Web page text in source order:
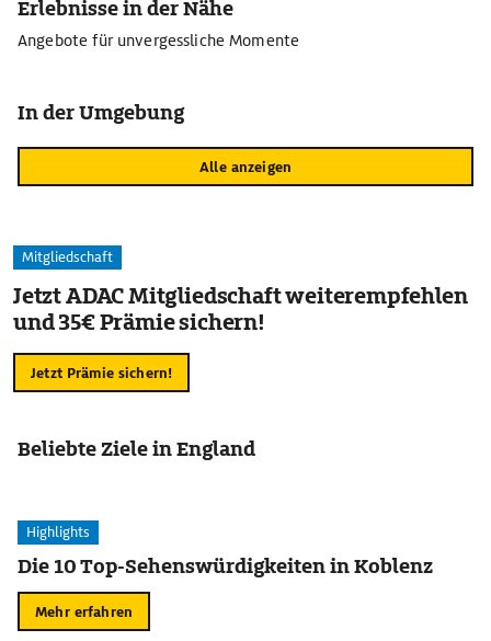
Erlebnisse in der Nähe
Angebote für unvergessliche Momente
In der Umgebung
Alle anzeigen
Mitgliedschaft
Jetzt ADAC Mitgliedschaft weiterempfehlen
und 35€ Prämie sichern!
Jetzt Prämie sichern!
Beliebte Ziele in England
Highlights
Die 10 Top-Sehenswürdigkeiten in Koblenz
Mehr erfahren